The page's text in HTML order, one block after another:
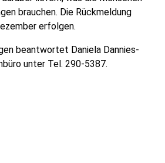
brauchen. Die Rückmeldung
erfolgen.
beantwortet Daniela Dannies-
unter Tel. 290-5387.